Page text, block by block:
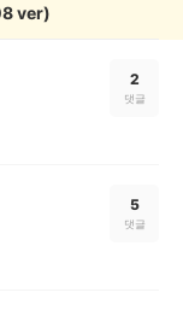
ver)
2
댓글
5
댓글